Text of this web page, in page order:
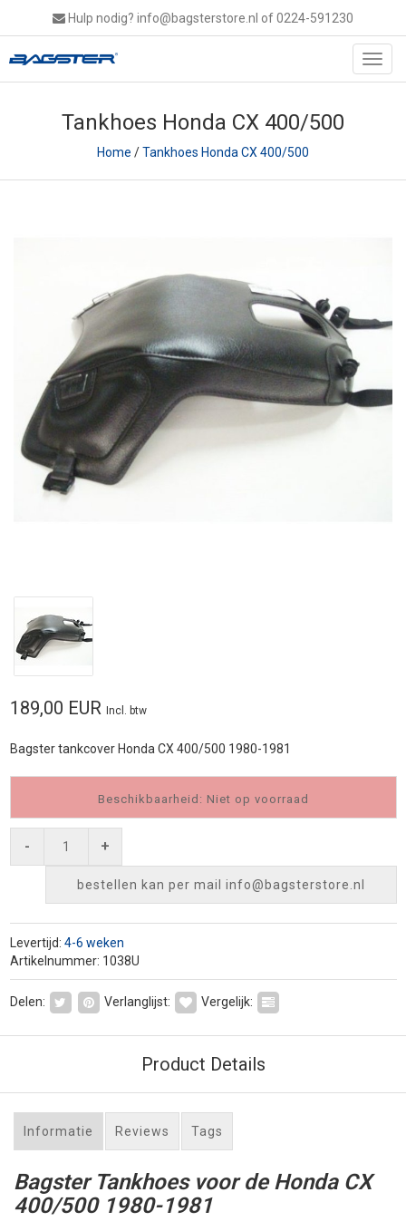
Hulp nodig? info@bagsterstore.nl of 0224-591230
Tankhoes Honda CX 400/500
Home /Tankhoes Honda CX 400/500
189,00 EUR Incl. btw
Bagster tankcover Honda CX 400/500 1980-1981
Beschikbaarheid: Niet op voorraad
- +
bestellen kan per mail info@bagsterstore.nl
Levertijd: 4-6 weken
Artikelnummer: 1038U
Delen: Verlanglijst: Vergelijk:
Product Details
Informatie Reviews Tags
Bagster Tankhoes voor de Honda CX
400/500 1980-1981